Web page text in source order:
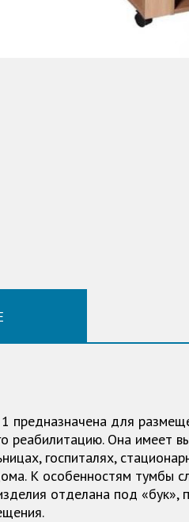
предназначена для
реабилитацию. Она имеет
госпиталях,
К особенностям тумбы
отделана под «бук»,